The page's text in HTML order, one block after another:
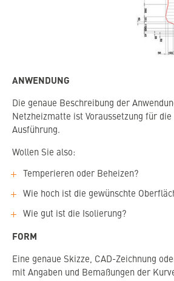
ANWENDUNG
Die genaue Beschreibung der
Netzheizmatte ist Voraussetzung für
Ausführung.
Wollen Sie also:
Temperieren oder Beheizen?
Wie hoch ist die gewünschte
Wie gut ist die Isolierung?
FORM
Eine genaue Skizze, CAD-Zeichnung
mit Angaben und Bemaßungen der